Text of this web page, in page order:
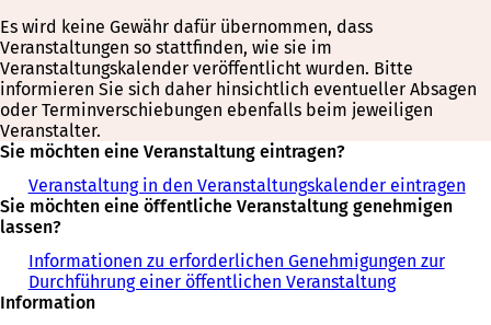
Es wird keine Gewähr dafür übernommen, dass
Veranstaltungen so stattfinden, wie sie im
Veranstaltungskalender veröffentlicht wurden. Bitte
informieren Sie sich daher hinsichtlich eventueller Absagen
oder Terminverschiebungen ebenfalls beim jeweiligen
Veranstalter.
Sie möchten eine Veranstaltung eintragen?
Veranstaltung in den Veranstaltungskalender eintragen
Sie möchten eine öffentliche Veranstaltung genehmigen
lassen?
Informationen zu erforderlichen Genehmigungen zur
Durchführung einer öffentlichen Veranstaltung
Information